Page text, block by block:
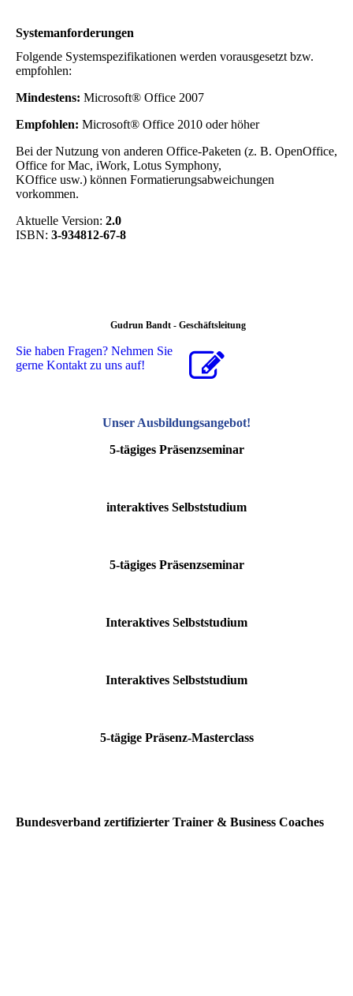
Systemanforderungen
Folgende Systemspezifikationen werden vorausgesetzt bzw.
empfohlen:
Mindestens: Microsoft® Office 2007
Empfohlen: Microsoft® Office 2010 oder höher
Bei der Nutzung von anderen Office-Paketen (z. B. OpenOffice,
Office for Mac, iWork, Lotus Symphony,
KOffice usw.) können Formatierungsabweichungen
vorkommen.
Aktuelle Version: 2.0
ISBN: 3-934812-67-8
Gudrun Bandt - Geschäftsleitung
Sie haben Fragen? Nehmen Sie
gerne Kontakt zu uns auf!
Unser Ausbildungsangebot!
5-tägiges Präsenzseminar
interaktives Selbststudium
5-tägiges Präsenzseminar
Interaktives Selbststudium
Interaktives Selbststudium
5-tägige Präsenz-Masterclass
Bundesverband zertifizierter Trainer & Business Coaches